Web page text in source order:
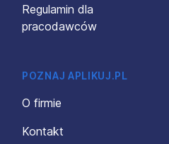
Regulamin dla
pracodawców
POZNAJ APLIKUJ.PL
O firmie
Kontakt